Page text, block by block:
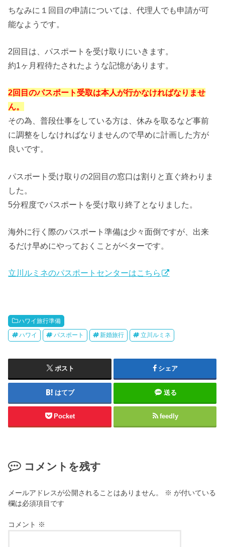
ちなみに１回目の申請については、代理人でも申請が可
能なようです。
2回目は、パスポートを受け取りにいきます。
約1ヶ月程待たされたような記憶があります。
2回目のパスポート受取は本人が行かなければなりませ
ん。
その為、普段仕事をしている方は、休みを取るなど事前
に調整をしなければなりませんので早めに計画した方が
良いです。
パスポート受け取りの2回目の窓口は割りと直ぐ終わりま
した。
5分程度でパスポートを受け取り終了となりました。
海外に行く際のパスポート準備は少々面倒ですが、出来
るだけ早めにやっておくことがベターです。
立川ルミネのパスポートセンターはこちら
ハワイ旅行準備
ハワイ パスポート 新婚旅行 立川ルミネ
ポスト シェア
はてブ 送る
Pocket feedly
コメントを残す
メールアドレスが公開されることはありません。 ※ が付いている
欄は必須項目です
コメント ※